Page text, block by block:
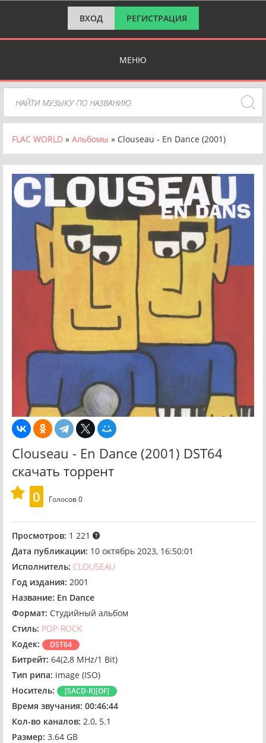
ВХОД РЕГИСТРАЦИЯ
МЕНЮ
FLAC WORLD » Альбомы » Clouseau - En Dance (2001)
Clouseau - En Dance (2001) DST64
скачать торрент
0
Голосов0
Просмотров: 1 221
Дата публикации: 10 октябрь 2023, 16:50:01
Исполнитель: CLOUSEAU
Год издания: 2001
Название: En Dance
Формат: Студийный альбом
Стиль: POP-ROCK
Кодек:
DST64
Битрейт: 64(2,8 MHz/1 Bit)
Тип рипа: image (ISO)
Носитель:
[SACD-R][OF]
Время звучания: 00:46:44
Кол-во каналов: 2.0, 5.1
Размер: 3.64 GB